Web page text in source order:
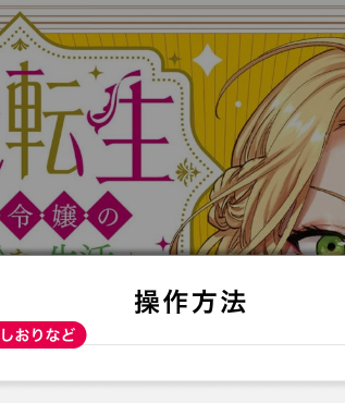
:692.15.691.915:t-vnqp.lunrzsdszk.vn.oi